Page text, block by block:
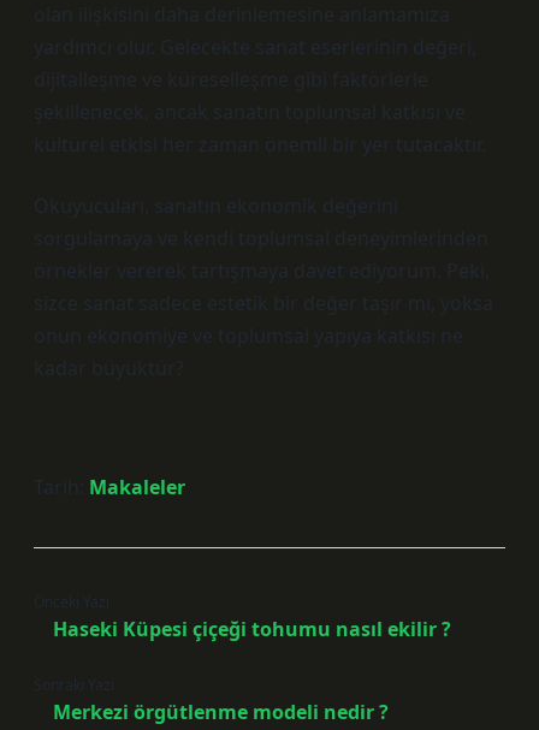
olan ilişkisini daha derinlemesine anlamamıza
yardımcı olur. Gelecekte sanat eserlerinin değeri,
dijitalleşme ve küreselleşme gibi faktörlerle
şekillenecek, ancak sanatın toplumsal katkısı ve
kültürel etkisi her zaman önemli bir yer tutacaktır.
Okuyucuları, sanatın ekonomik değerini
sorgulamaya ve kendi toplumsal deneyimlerinden
örnekler vererek tartışmaya davet ediyorum. Peki,
sizce sanat sadece estetik bir değer taşır mı, yoksa
onun ekonomiye ve toplumsal yapıya katkısı ne
kadar büyüktür?
Tarih: Makaleler
Önceki Yazı
Haseki Küpesi çiçeği tohumu nasıl ekilir ?
Sonraki Yazı
Merkezi örgütlenme modeli nedir ?